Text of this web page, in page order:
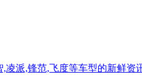
派,锋范,飞度等车型的新鲜资